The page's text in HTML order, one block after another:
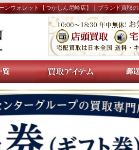
ウォレット【つかしん尼崎店】｜ブランド買取